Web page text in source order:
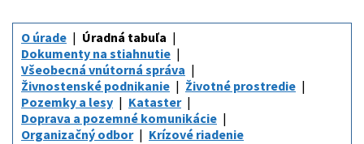
O úrade
Úradná tabuľa
Dokumenty na stiahnutie
Všeobecná vnútorná správa
Živnostenské podnikanie
Životné prostredie
Pozemky a lesy
Kataster
Doprava a pozemné komunikácie
Organizačný odbor
Krízové riadenie